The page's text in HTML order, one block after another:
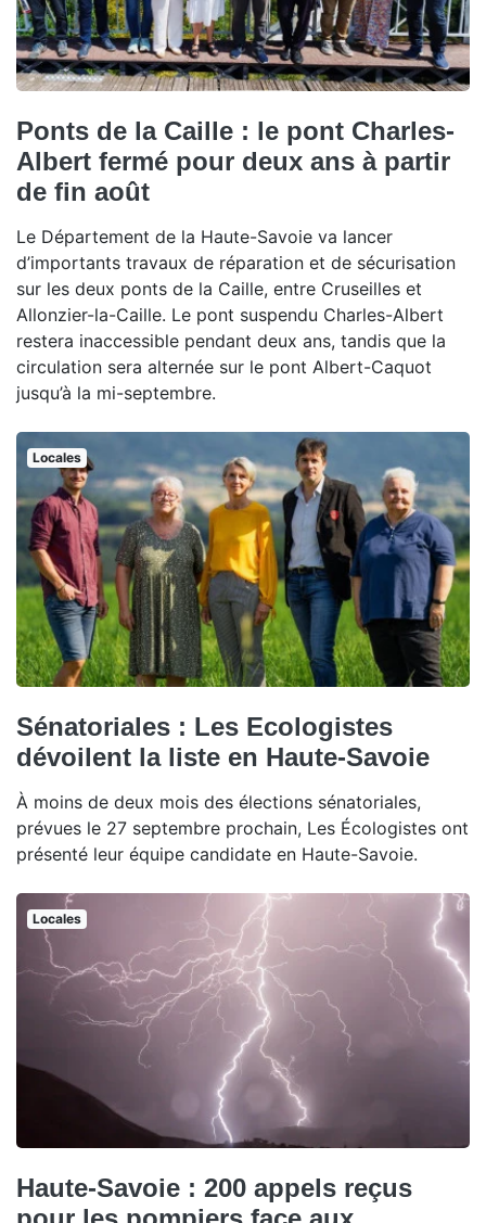
Ponts de la Caille : le pont Charles-
Albert fermé pour deux ans à partir
de fin août
Le Département de la Haute-Savoie va lancer
d’importants travaux de réparation et de sécurisation
sur les deux ponts de la Caille, entre Cruseilles et
Allonzier-la-Caille. Le pont suspendu Charles-Albert
restera inaccessible pendant deux ans, tandis que la
circulation sera alternée sur le pont Albert-Caquot
jusqu’à la mi-septembre.
Locales
Sénatoriales : Les Ecologistes
dévoilent la liste en Haute-Savoie
À moins de deux mois des élections sénatoriales,
prévues le 27 septembre prochain, Les Écologistes ont
présenté leur équipe candidate en Haute-Savoie.
Locales
Haute-Savoie : 200 appels reçus